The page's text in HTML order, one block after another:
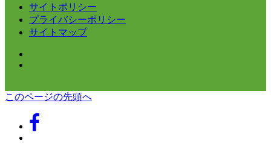
サイトポリシー
プライバシーポリシー
サイトマップ
このページの先頭へ